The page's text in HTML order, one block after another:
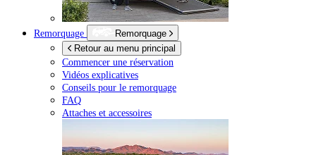
Remorquage
Remorquage
Retour au menu principal
Commencer une réservation
Vidéos explicatives
Conseils pour le remorquage
FAQ
Attaches et accessoires